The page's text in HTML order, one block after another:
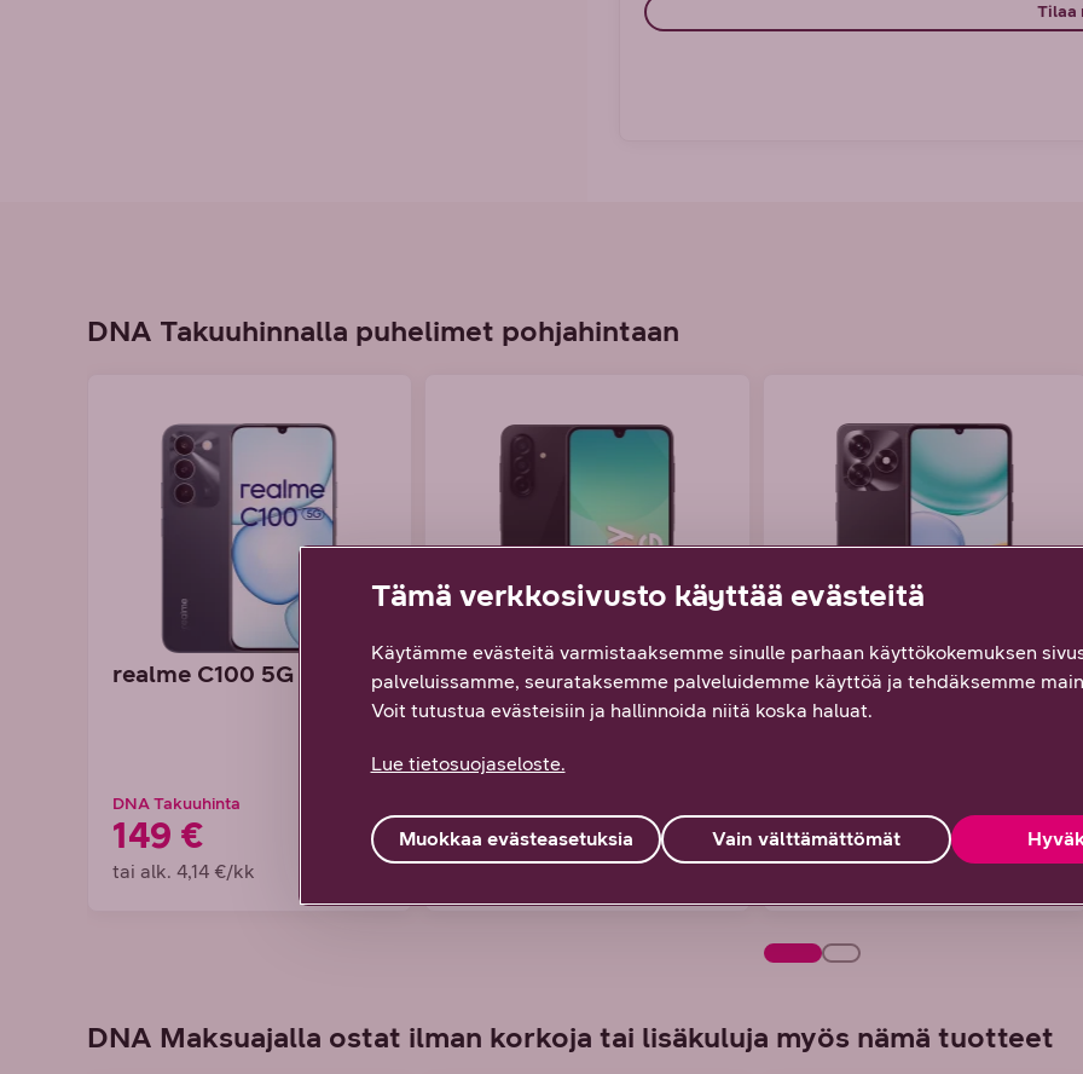
Tilaa
DNA Takuuhinnalla puhelimet pohjahintaan
realme C100 5G
DNA Takuuhinta
149 €
tai alk. 4,14 €/kk
Samsung Galaxy A26
5G
199 €
tai alk. 5,53 €/kk
HONOR X5c Plus
99 €
tai alk. 2,75 €/kk
DNA Maksuajalla ostat ilman korkoja tai lisäkuluja myös nämä tuotteet
Tämä verkkosivusto käyttää evästeitä
Käytämme evästeitä varmistaaksemme sinulle parhaan käyttökokemuksen
palveluissamme, seurataksemme palveluidemme käyttöä ja tehdäksemme
Voit tutustua evästeisiin ja hallinnoida niitä koska haluat.
Lue tietosuojaseloste.
Vain välttämättömät
Muokkaa evästeasetuksia